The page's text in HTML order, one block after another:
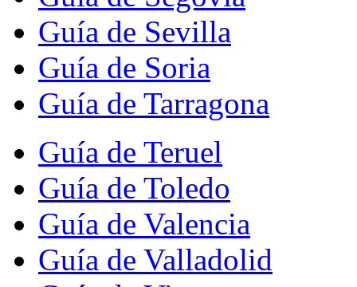
Guía de Sevilla
Guía de Soria
Guía de Tarragona
Guía de Teruel
Guía de Toledo
Guía de Valencia
Guía de Valladolid